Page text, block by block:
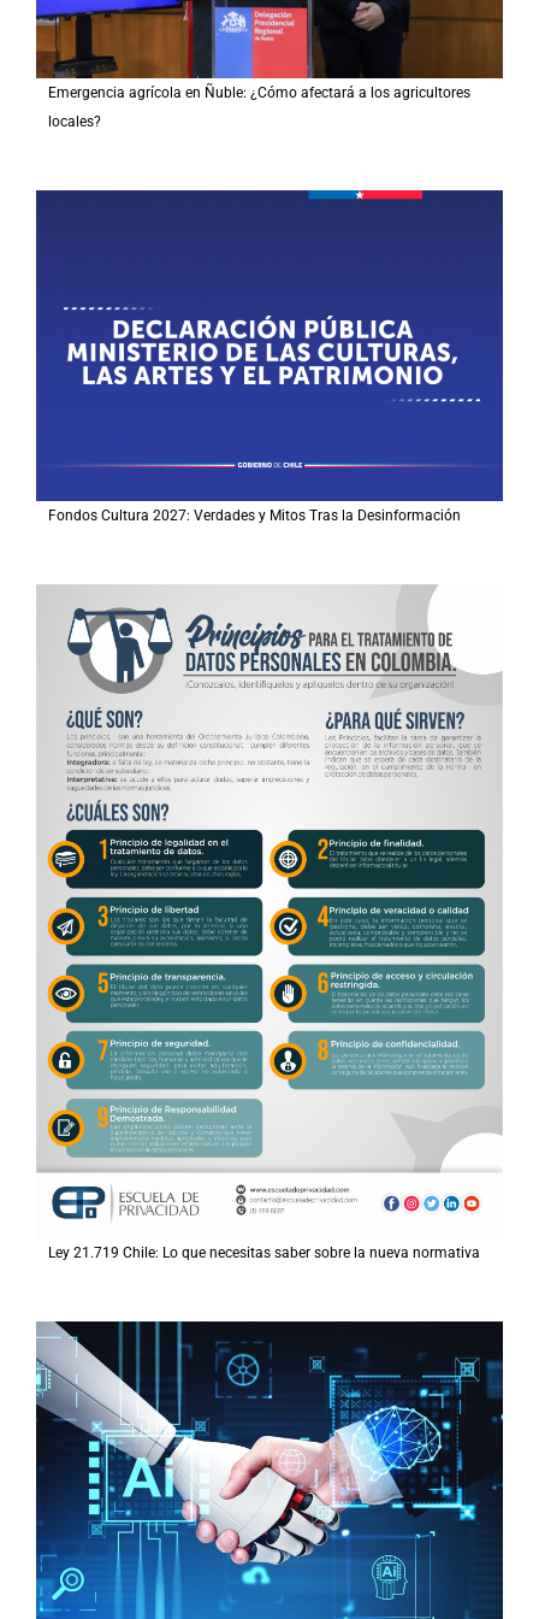
Emergencia agrícola en Ñuble: ¿Cómo afectará a los agricultores
locales?
Fondos Cultura 2027: Verdades y Mitos Tras la Desinformación
Ley 21.719 Chile: Lo que necesitas saber sobre la nueva normativa